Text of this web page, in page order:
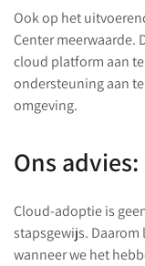
Ook op het
Center meerwaarde.
cloud platform aan
ondersteuning aan
omgeving.
Ons
Cloud-adoptie is
stapsgewijs.
wanneer we het